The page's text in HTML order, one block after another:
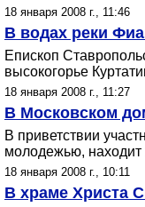
18 января 2008 г., 11:46
В водах реки
Епископ
высокогорье
18 января 2008 г., 11:27
В Московском
В приветствии
молодежью, находит
18 января 2008 г., 10:11
В храме Христа